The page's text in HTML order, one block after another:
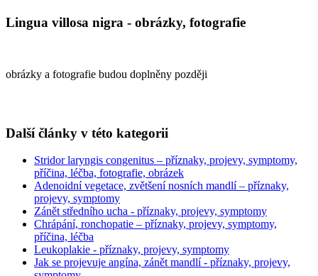
Lingua villosa nigra - obrázky, fotografie
obrázky a fotografie budou doplněny později
Další články v této kategorii
Stridor laryngis congenitus – příznaky, projevy, symptomy,
příčina, léčba, fotografie, obrázek
Adenoidní vegetace, zvětšení nosních mandlí – příznaky,
projevy, symptomy
Zánět středního ucha - příznaky, projevy, symptomy
Chrápání, ronchopatie – příznaky, projevy, symptomy,
příčina, léčba
Leukoplakie - příznaky, projevy, symptomy
Jak se projevuje angína, zánět mandlí - příznaky, projevy,